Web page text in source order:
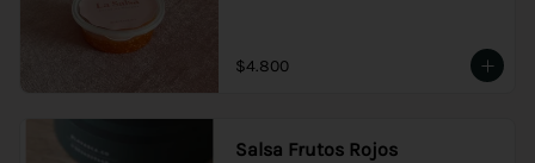
$4.800
Salsa Frutos Rojos